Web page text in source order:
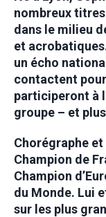
nombreux
dans le milieu
et
un écho
contactent
participeront à
groupe – et
Chorégraphe
Champion de
Champion
du Monde. Lui
sur les plus